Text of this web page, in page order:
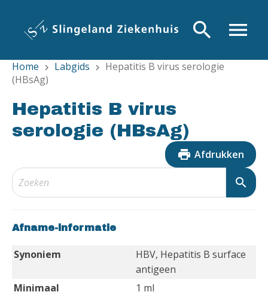
inhoud
gaan
menu
search
Home chevron_right Labgids chevron_right
Hepatitis B virus serologie
(HBsAg)
Hepatitis B virus
serologie (HBsAg)
print Afdrukken
search
Afname-informatie
Synoniem
HBV, Hepatitis B surface
antigeen
Minimaal
1 ml